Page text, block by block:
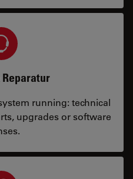
running: technical
upgrades or software